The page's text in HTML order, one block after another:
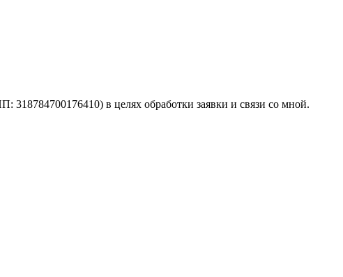
в целях обработки заявки и связи со мной.